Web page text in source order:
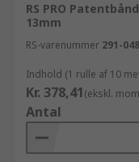
RS PRO
13mm
RS-varenummer 291-048
Indhold (1 rulle af 10
Kr. 378,41(ekskl.
Antal